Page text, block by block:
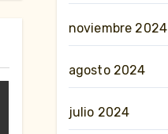
noviembre 2024
agosto 2024
julio 2024